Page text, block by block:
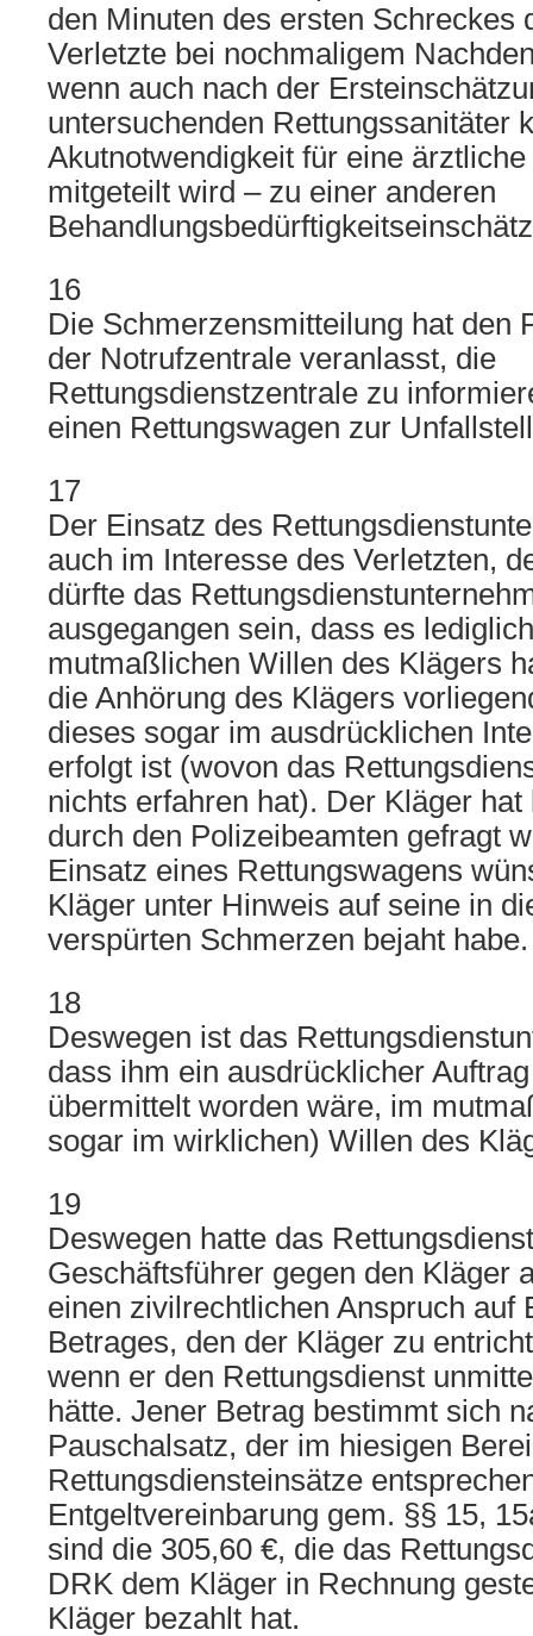
den Minuten des ersten Schreckes
Verletzte bei nochmaligem
wenn auch nach der
untersuchenden Rettungssanitäter
Akutnotwendigkeit für eine
mitgeteilt wird – zu einer anderen
16
Die Schmerzensmitteilung hat den
der Notrufzentrale veranlasst, die
Rettungsdienstzentrale zu
einen Rettungswagen zur
17
Der Einsatz des
auch im Interesse des Verletzten,
dürfte das
ausgegangen sein, dass es
mutmaßlichen Willen des Klägers
die Anhörung des Klägers
dieses sogar im ausdrücklichen
erfolgt ist (wovon das
nichts erfahren hat). Der Kläger
durch den Polizeibeamten gefragt
Einsatz eines Rettungswagens
Kläger unter Hinweis auf seine in
verspürten Schmerzen bejaht habe.
18
Deswegen ist das
dass ihm ein ausdrücklicher
übermittelt worden wäre, im
sogar im wirklichen) Willen des
19
Deswegen hatte das
Geschäftsführer gegen den Kläger
einen zivilrechtlichen Anspruch auf
Betrages, den der Kläger zu
wenn er den Rettungsdienst
hätte. Jener Betrag bestimmt sich
Pauschalsatz, der im hiesigen
Rettungsdiensteinsätze
Entgeltvereinbarung gem. §§ 15,
sind die 305,60 €, die das
DRK dem Kläger in Rechnung
Kläger bezahlt hat.